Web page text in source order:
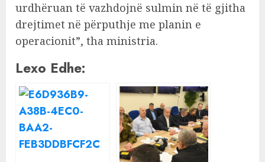
urdhëruan të vazhdojnë sulmin në të gjitha
drejtimet në përputhje me planin e
operacionit”, tha ministria.
Lexo Edhe: